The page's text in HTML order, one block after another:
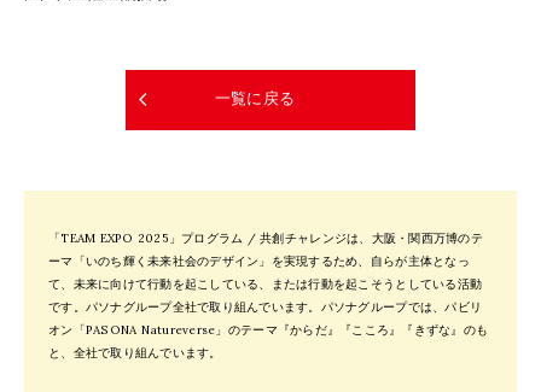
一覧に戻る
「TEAM EXPO 2025」プログラム / 共創チャレンジは、大阪・関西万博のテ
ーマ「いのち輝く未来社会のデザイン」を実現するため、自らが主体となっ
て、未来に向けて行動を起こしている、または行動を起こそうとしている活動
です。パソナグループ全社で取り組んでいます。パソナグループでは、パビリ
オン「PASONA Natureverse」のテーマ『からだ』『こころ』『きずな』のも
と、全社で取り組んでいます。